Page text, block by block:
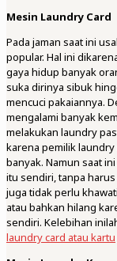
Mesin Laundry Card
Pada jaman saat ini
popular. Hal ini
gaya hidup banyak
suka dirinya sibuk
mencuci pakaiannya.
mengalami banyak
melakukan laundry
karena pemilik
banyak. Namun saat
itu sendiri, tanpa
juga tidak perlu
atau bahkan hilang
sendiri. Kelebihan
laundry card atau kartu